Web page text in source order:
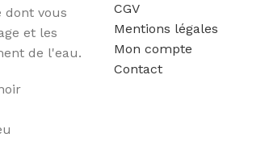
dont vous
et les
de l'eau.
CGV
Mentions légales
Mon compte
Contact